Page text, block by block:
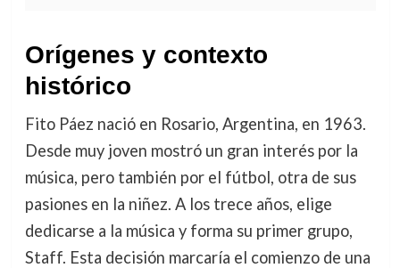
Orígenes y contexto
histórico
Fito Páez nació en Rosario, Argentina, en 1963.
Desde muy joven mostró un gran interés por la
música, pero también por el fútbol, otra de sus
pasiones en la niñez. A los trece años, elige
dedicarse a la música y forma su primer grupo,
Staff. Esta decisión marcaría el comienzo de una